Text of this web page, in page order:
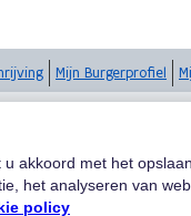
Mijn Burgerprofiel
vanaf 2025?
akkoord met het
het analyseren van
policy